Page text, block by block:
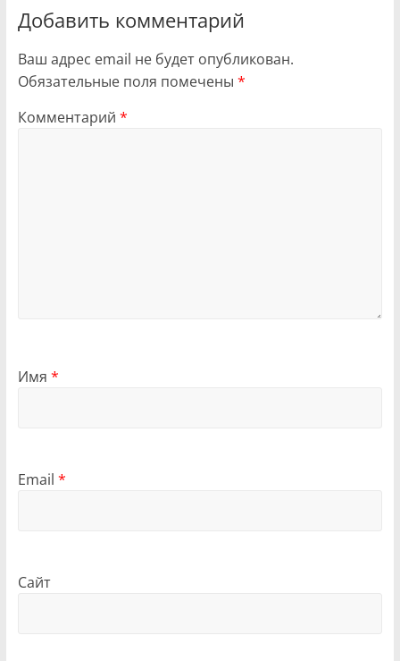
Добавить комментарий
Ваш адрес email не будет опубликован.
Обязательные поля помечены *
Комментарий *
Имя *
Email *
Сайт